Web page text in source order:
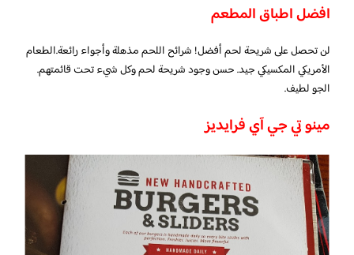
افضل اطباق المطعم
لن تحصل على شريحة لحم أفضل! شرائح اللحم مذهلة وأجواء رائعة.الطعام
الأمريكي المكسيكي جيد. حسن وجود شريحة لحم وكل شيء تحت قائمتهم.
الجو لطيف.
مينو تي جي آي فرايديز